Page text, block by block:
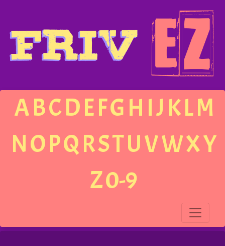
ABCDEFGH IJ KLM
NOPQRSTUVWXY
Z0-9